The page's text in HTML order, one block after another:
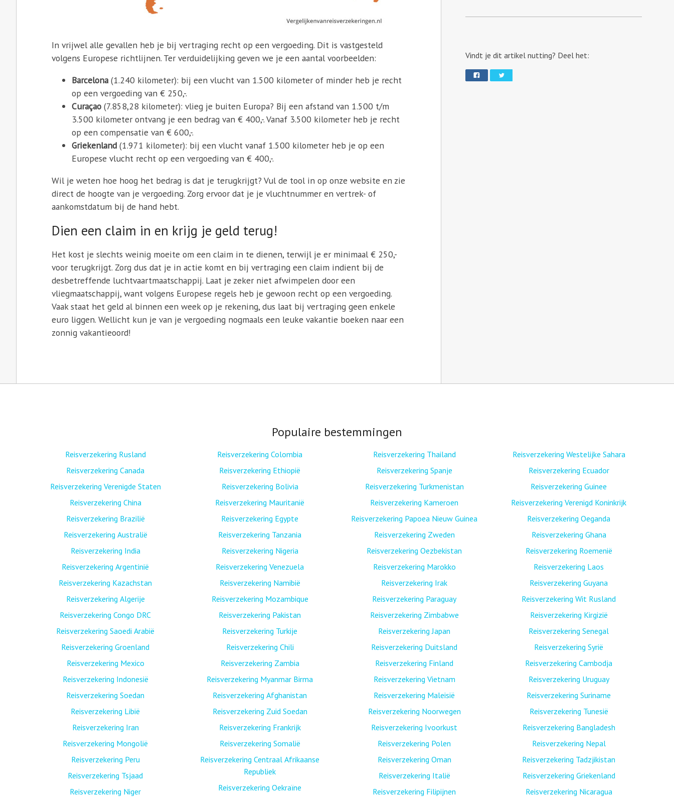
In vrijwel alle gevallen heb je bij vertraging recht op een vergoeding. Dit is vastgesteld
volgens Europese richtlijnen. Ter verduidelijking geven we je een aantal voorbeelden:
Barcelona (1.240 kilometer): bij een vlucht van 1.500 kilometer of minder heb je recht
op een vergoeding van € 250,-.
Curaçao (7.858,28 kilometer): vlieg je buiten Europa? Bij een afstand van 1.500 t/m
3.500 kilometer ontvang je een bedrag van € 400,-. Vanaf 3.500 kilometer heb je recht
op een compensatie van € 600,-.
Griekenland (1.971 kilometer): bij een vlucht vanaf 1.500 kilometer heb je op een
Europese vlucht recht op een vergoeding van € 400,-.
Wil je weten hoe hoog het bedrag is dat je terugkrijgt? Vul de tool in op onze website en zie
direct de hoogte van je vergoeding. Zorg ervoor dat je je vluchtnummer en vertrek- of
aankomstdatum bij de hand hebt.
Dien een claim in en krijg je geld terug!
Het kost je slechts weinig moeite om een claim in te dienen, terwijl je er minimaal € 250,-
voor terugkrijgt. Zorg dus dat je in actie komt en bij vertraging een claim indient bij de
desbetreffende luchtvaartmaatschappij. Laat je zeker niet afwimpelen door een
vliegmaatschappij, want volgens Europese regels heb je gewoon recht op een vergoeding.
Vaak staat het geld al binnen een week op je rekening, dus laat bij vertraging geen enkele
euro liggen. Wellicht kun je van je vergoeding nogmaals een leuke vakantie boeken naar een
zonnig vakantieoord!
Vindt je dit artikel nutting? Deel het:
Populaire bestemmingen
Reisverzekering Rusland
Reisverzekering Canada
Reisverzekering Verenigde Staten
Reisverzekering China
Reisverzekering Brazilië
Reisverzekering Australië
Reisverzekering India
Reisverzekering Argentinië
Reisverzekering Kazachstan
Reisverzekering Algerije
Reisverzekering Congo DRC
Reisverzekering Saoedi Arabië
Reisverzekering Groenland
Reisverzekering Mexico
Reisverzekering Indonesië
Reisverzekering Soedan
Reisverzekering Libië
Reisverzekering Iran
Reisverzekering Mongolië
Reisverzekering Peru
Reisverzekering Tsjaad
Reisverzekering Niger
Reisverzekering Colombia
Reisverzekering Ethiopië
Reisverzekering Bolivia
Reisverzekering Mauritanië
Reisverzekering Egypte
Reisverzekering Tanzania
Reisverzekering Nigeria
Reisverzekering Venezuela
Reisverzekering Namibië
Reisverzekering Mozambique
Reisverzekering Pakistan
Reisverzekering Turkije
Reisverzekering Chili
Reisverzekering Zambia
Reisverzekering Myanmar Birma
Reisverzekering Afghanistan
Reisverzekering Zuid Soedan
Reisverzekering Frankrijk
Reisverzekering Somalië
Reisverzekering Centraal Afrikaanse
Republiek
Reisverzekering Oekraïne
Reisverzekering Thailand
Reisverzekering Spanje
Reisverzekering Turkmenistan
Reisverzekering Kameroen
Reisverzekering Papoea Nieuw Guinea
Reisverzekering Zweden
Reisverzekering Oezbekistan
Reisverzekering Marokko
Reisverzekering Irak
Reisverzekering Paraguay
Reisverzekering Zimbabwe
Reisverzekering Japan
Reisverzekering Duitsland
Reisverzekering Finland
Reisverzekering Vietnam
Reisverzekering Maleisië
Reisverzekering Noorwegen
Reisverzekering Ivoorkust
Reisverzekering Polen
Reisverzekering Oman
Reisverzekering Italië
Reisverzekering Filipijnen
Reisverzekering Westelijke Sahara
Reisverzekering Ecuador
Reisverzekering Guinee
Reisverzekering Verenigd Koninkrijk
Reisverzekering Oeganda
Reisverzekering Ghana
Reisverzekering Roemenië
Reisverzekering Laos
Reisverzekering Guyana
Reisverzekering Wit Rusland
Reisverzekering Kirgizië
Reisverzekering Senegal
Reisverzekering Syrië
Reisverzekering Cambodja
Reisverzekering Uruguay
Reisverzekering Suriname
Reisverzekering Tunesië
Reisverzekering Bangladesh
Reisverzekering Nepal
Reisverzekering Tadzjikistan
Reisverzekering Griekenland
Reisverzekering Nicaragua